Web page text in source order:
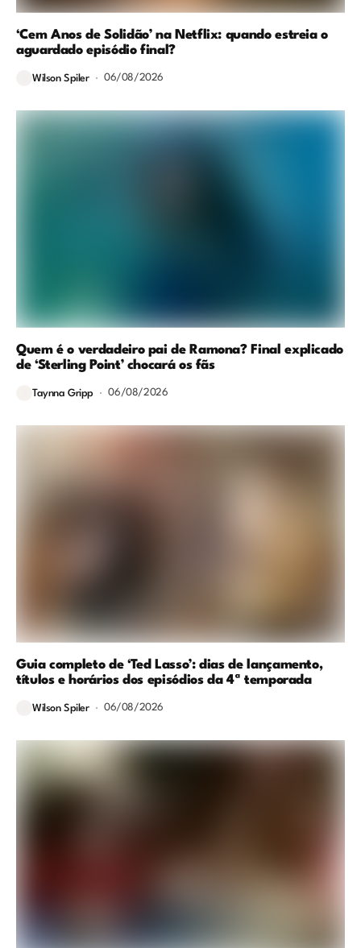
‘Cem Anos de Solidão’ na Netflix: quando estreia o
aguardado episódio final?
Wilson Spiler 06/08/2026
Quem é o verdadeiro pai de Ramona? Final explicado
de ‘Sterling Point’ chocará os fãs
Taynna Gripp 06/08/2026
Guia completo de ‘Ted Lasso’: dias de lançamento,
títulos e horários dos episódios da 4ª temporada
Wilson Spiler 06/08/2026